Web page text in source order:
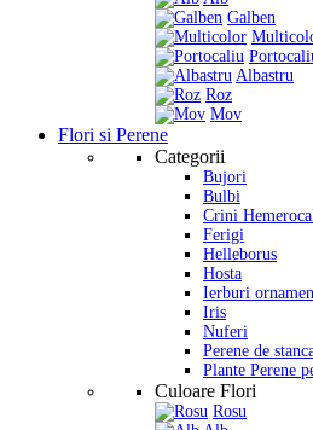
Galben
Albastru
Roz
Mov
Flori si Perene
Categorii
Bujori
Bulbi
Crini
Ferigi
Helleborus
Hosta
Ierburi
Iris
Nuferi
Perene de
Plante Perene
Culoare Flori
Rosu